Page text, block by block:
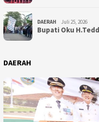
DAERAH Juli 25, 2026
Bupati Oku
DAERAH